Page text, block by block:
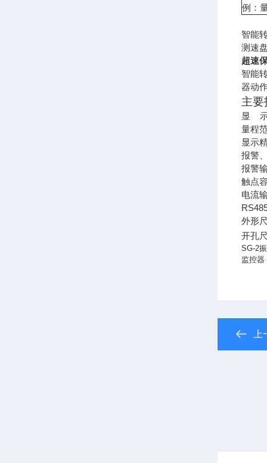
例：
智能
测速
超速
智能
器动
主要
显
量程
显示
报警
报警
触点
电流
外形
开孔
SG-2
监控器